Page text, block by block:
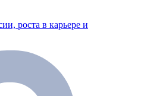
роста в карьере и